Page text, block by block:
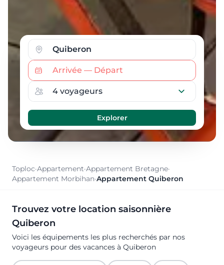
Toploc·Appartement·Appartement Bretagne·
Appartement Morbihan·Appartement Quiberon
Trouvez votre location saisonnière
Quiberon
Voici les équipements les plus recherchés par nos
voyageurs pour des vacances à Quiberon